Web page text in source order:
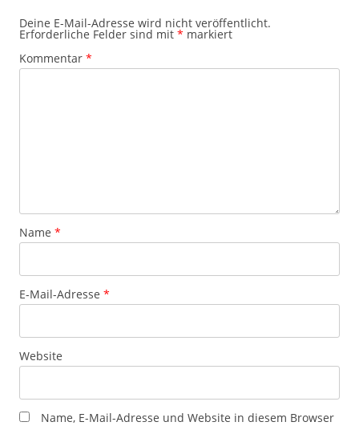
Deine E-Mail-Adresse wird nicht veröffentlicht.
Erforderliche Felder sind mit * markiert
Kommentar *
Name *
E-Mail-Adresse *
Website
Name, E-Mail-Adresse und Website in diesem Browser